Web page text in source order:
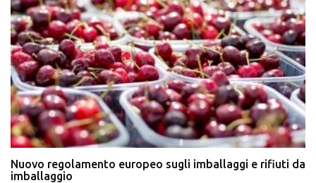
Nuovo regolamento europeo sugli imballaggi e rifiuti da
imballaggio